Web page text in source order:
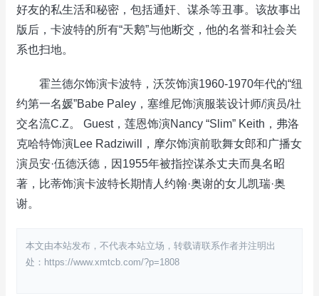
好友的私生活和秘密，包括通奸、谋杀等丑事。该故事出
版后，卡波特的所有“天鹅”与他断交，他的名誉和社会关
系也扫地。
霍兰德尔饰演卡波特，沃茨饰演1960-1970年代的“纽
约第一名媛”Babe Paley，塞维尼饰演服装设计师/演员/社
交名流C.Z。 Guest，莲恩饰演Nancy “Slim” Keith，弗洛
克哈特饰演Lee Radziwill，摩尔饰演前歌舞女郎和广播女
演员安·伍德沃德，因1955年被指控谋杀丈夫而臭名昭
著，比蒂饰演卡波特长期情人约翰·奥谢的女儿凯瑞·奥
谢。
本文由本站发布，不代表本站立场，转载请联系作者并注明出
处：https://www.xmtcb.com/?p=1808